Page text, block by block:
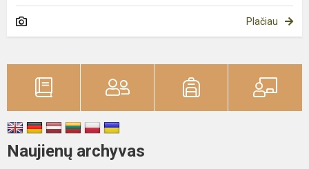
Plačiau
Naujienų archyvas